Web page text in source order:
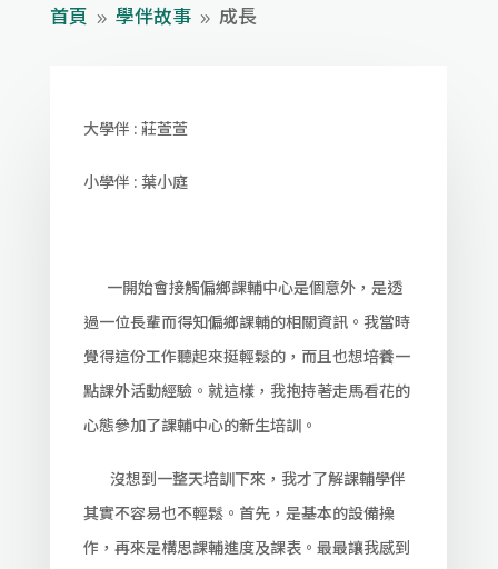
首頁 9 學伴故事 9 成長
大學伴 : 莊萱萱
小學伴 : 葉小庭
一開始會接觸偏鄉課輔中心是個意外，是透
過一位長輩而得知偏鄉課輔的相關資訊。我當時
覺得這份工作聽起來挺輕鬆的，而且也想培養一
點課外活動經驗。就這樣，我抱持著走馬看花的
心態參加了課輔中心的新生培訓。
沒想到一整天培訓下來，我才了解課輔學伴
其實不容易也不輕鬆。首先，是基本的設備操
作，再來是構思課輔進度及課表。最最讓我感到